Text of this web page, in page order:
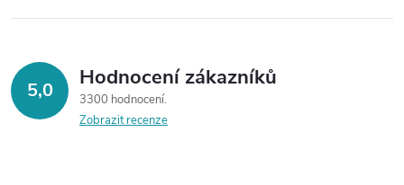
5,0 Hodnocení zákazníků
3300 hodnocení
Zobrazit recenze